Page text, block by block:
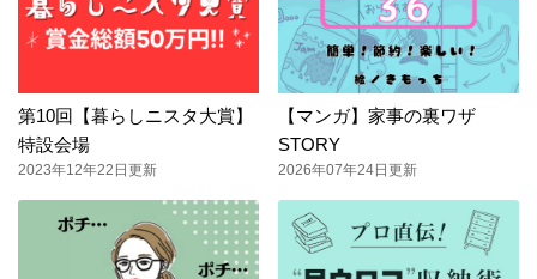
第10回【暮らしニスタ大賞】
特設会場
2023年12年22日更新
【マンガ】家事の裏ワザ
STORY
2026年07年24日更新